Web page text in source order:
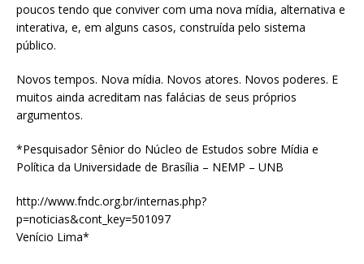
poucos tendo que conviver com uma nova mídia, alternativa e
interativa, e, em alguns casos, construída pelo sistema
público.
Novos tempos. Nova mídia. Novos atores. Novos poderes. E
muitos ainda acreditam nas falácias de seus próprios
argumentos.
*Pesquisador Sênior do Núcleo de Estudos sobre Mídia e
Política da Universidade de Brasília – NEMP – UNB
http://www.fndc.org.br/internas.php?
p=noticias&cont_key=501097
Venício Lima*